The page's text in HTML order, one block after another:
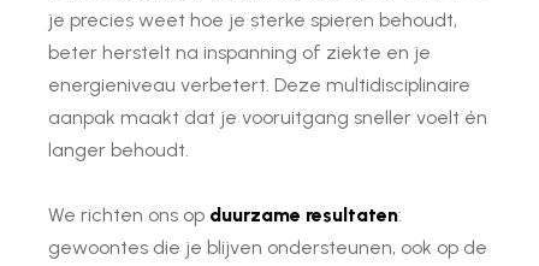
je precies weet hoe je sterke spieren behoudt,
beter herstelt na inspanning of ziekte en je
energieniveau verbetert. Deze multidisciplinaire
aanpak maakt dat je vooruitgang sneller voelt én
langer behoudt.
We richten ons op duurzame resultaten:
gewoontes die je blijven ondersteunen, ook op de